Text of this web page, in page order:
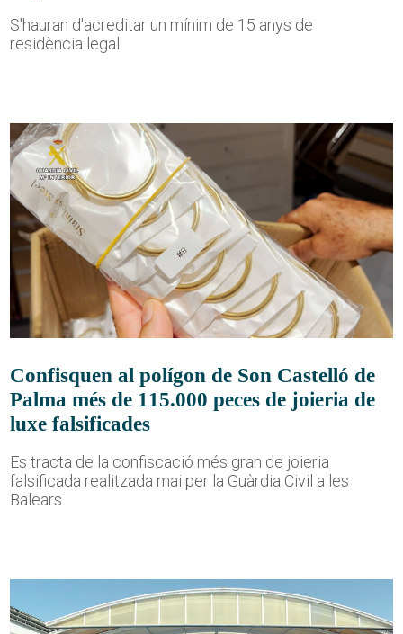
S'hauran d'acreditar un mínim de 15 anys de
residència legal
Confisquen al polígon de Son Castelló de
Palma més de 115.000 peces de joieria de
luxe falsificades
Es tracta de la confiscació més gran de joieria
falsificada realitzada mai per la Guàrdia Civil a les
Balears